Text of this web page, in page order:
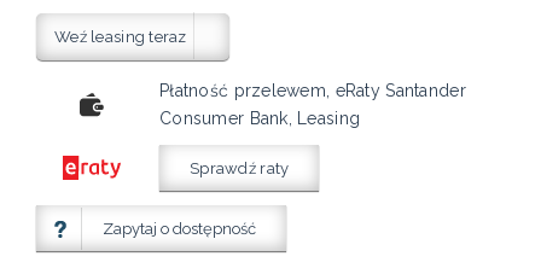
Weź leasing teraz
Płatność przelewem, eRaty Santander
Consumer Bank, Leasing
Sprawdź raty
Zapytaj o dostępność